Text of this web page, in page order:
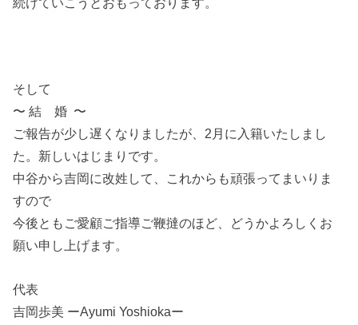
そして
〜 結 婚 〜
ご報告が少し遅くなりましたが、2月に入籍いたしまし
た。新しいはじまりです。
中谷から吉岡に改姓して、これからも頑張ってまいりま
すので
今後ともご愛顧ご指導ご鞭撻のほど、どうかよろしくお
願い申し上げます。
代表
吉岡歩美 ーAyumi Yoshiokaー